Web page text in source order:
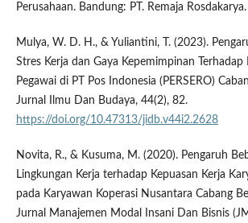
Perusahaan. Bandung: PT. Remaja Rosdakarya.
Mulya, W. D. H., & Yuliantini, T. (2023).
Stres Kerja dan Gaya Kepemimpinan Terhadap
Pegawai di PT Pos Indonesia (PERSERO)
Jurnal Ilmu Dan Budaya, 44(2), 82.
https://doi.org/10.47313/jidb.v44i2.2628
Novita, R., & Kusuma, M. (2020). Pengaruh
Lingkungan Kerja terhadap Kepuasan Kerja
pada Karyawan Koperasi Nusantara Cabang
Jurnal Manajemen Modal Insani Dan Bisnis